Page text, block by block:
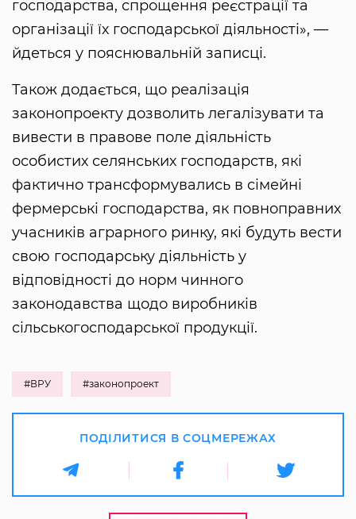
господарства, спрощення реєстрації та
організації їх господарської діяльності», —
йдеться у пояснювальній записці.
Також додається, що реалізація
законопроекту дозволить легалізувати та
вивести в правове поле діяльність
особистих селянських господарств, які
фактично трансформувались в сімейні
фермерські господарства, як повноправних
учасників аграрного ринку, які будуть вести
свою господарську діяльність у
відповідності до норм чинного
законодавства щодо виробників
сільськогосподарської продукції.
#ВРУ #законопроект
ПОДІЛИТИСЯ В СОЦМЕРЕЖАХ